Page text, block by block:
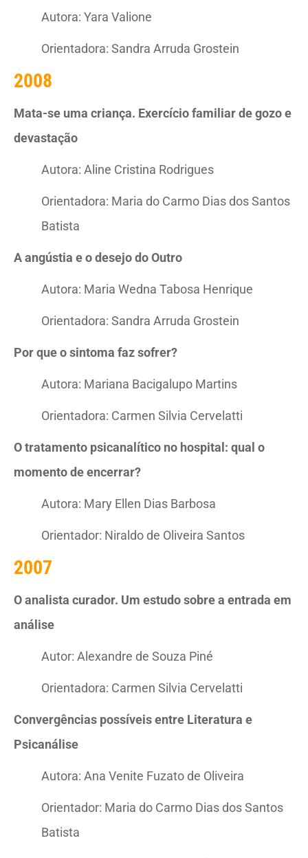
Autora: Yara Valione
Orientadora: Sandra Arruda Grostein
2008
Mata-se uma criança. Exercício familiar de gozo e
devastação
Autora: Aline Cristina Rodrigues
Orientadora: Maria do Carmo Dias dos Santos
Batista
A angústia e o desejo do Outro
Autora: Maria Wedna Tabosa Henrique
Orientadora: Sandra Arruda Grostein
Por que o sintoma faz sofrer?
Autora: Mariana Bacigalupo Martins
Orientadora: Carmen Silvia Cervelatti
O tratamento psicanalítico no hospital: qual o
momento de encerrar?
Autora: Mary Ellen Dias Barbosa
Orientador: Niraldo de Oliveira Santos
2007
O analista curador. Um estudo sobre a entrada em
análise
Autor: Alexandre de Souza Piné
Orientadora: Carmen Silvia Cervelatti
Convergências possíveis entre Literatura e
Psicanálise
Autora: Ana Venite Fuzato de Oliveira
Orientador: Maria do Carmo Dias dos Santos
Batista